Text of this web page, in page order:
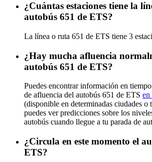
¿Cuántas estaciones tiene la
autobús 651 de ETS?
La línea o ruta 651 de ETS tiene 3
¿Hay mucha afluencia
autobús 651 de ETS?
Puedes encontrar información en
de afluencia del autobús 651 de ETS en
(disponible en determinadas ciudades o
puedes ver predicciones sobre los
autobús cuando llegue a tu parada de
¿Circula en este momento el
ETS?